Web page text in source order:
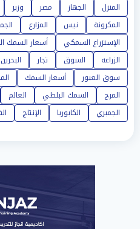
المنزل
الجهاز مصر وزير
المكرونة
نيس المزارع
الإستزراع السمكي
أسعار السمك
الزراعه
السوق تجار البحرين
سوق العبور
أسعار السمك
المرج
السمك البلطي العالم
الجمبري
الكابوريا الإنتاج